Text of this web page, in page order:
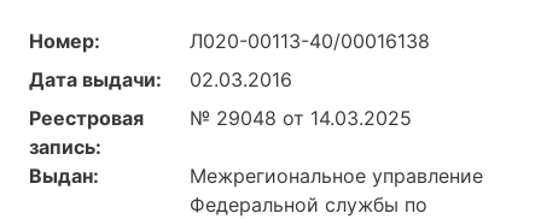
Номер:
Л020-00113-40/00016138
Дата выдачи:
02.03.2016
Реестровая
запись:
№ 29048 от 14.03.2025
Выдан:
Межрегиональное управление
Федеральной службы по